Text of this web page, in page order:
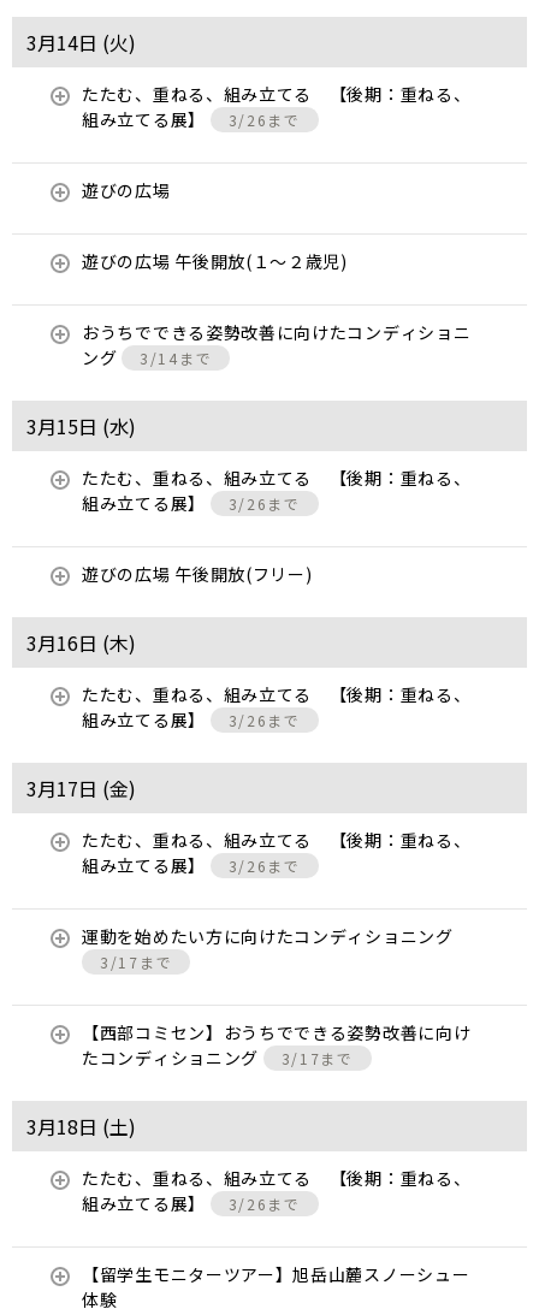
3月14日 (火)
たたむ、重ねる、組み立てる 【後期：重ねる、
組み立てる展】
3/26まで
遊びの広場
遊びの広場 午後開放(１～２歳児)
おうちでできる姿勢改善に向けたコンディショニ
ング
3/14まで
3月15日 (水)
たたむ、重ねる、組み立てる 【後期：重ねる、
組み立てる展】
3/26まで
遊びの広場 午後開放(フリー)
3月16日 (木)
たたむ、重ねる、組み立てる 【後期：重ねる、
組み立てる展】
3/26まで
3月17日 (金)
たたむ、重ねる、組み立てる 【後期：重ねる、
組み立てる展】
3/26まで
運動を始めたい方に向けたコンディショニング
3/17まで
【西部コミセン】おうちでできる姿勢改善に向け
たコンディショニング
3/17まで
3月18日 (土)
たたむ、重ねる、組み立てる 【後期：重ねる、
組み立てる展】
3/26まで
【留学生モニターツアー】旭岳山麓スノーシュー
体験